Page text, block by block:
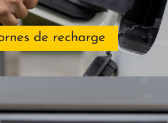
de recharge